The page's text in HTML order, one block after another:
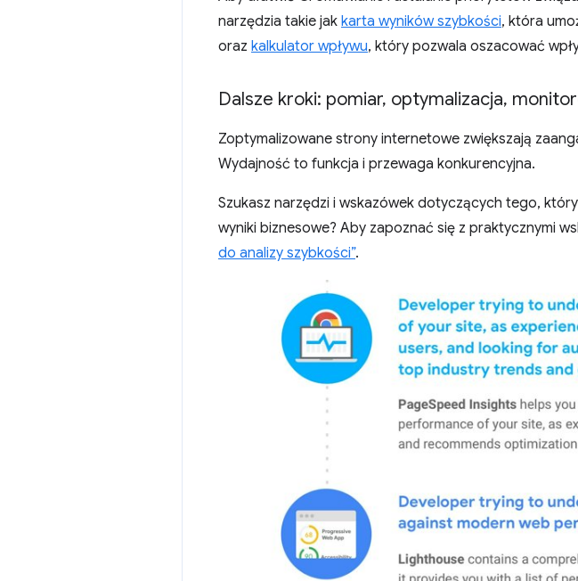
narzędzia takie jak karta wyników szybkości, która
oraz kalkulator wpływu, który pozwala oszacować
Dalsze kroki: pomiar, optymalizacja,
Zoptymalizowane strony internetowe zwiększają
Wydajność to funkcja i przewaga konkurencyjna.
Szukasz narzędzi i wskazówek dotyczących tego,
wyniki biznesowe? Aby zapoznać się z praktycznymi
do analizy szybkości”.